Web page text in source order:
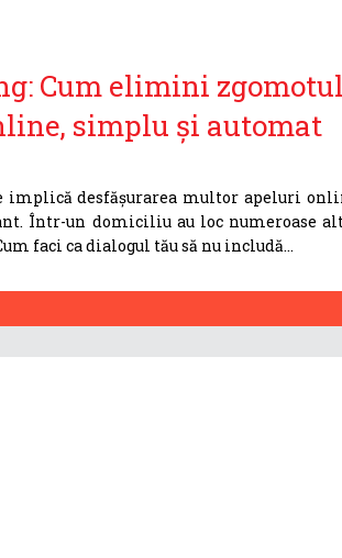
Cum elimini
simplu și automat
implică desfășurarea multor apeluri
Într-un domiciliu au loc numeroase
faci ca dialogul tău să nu includă